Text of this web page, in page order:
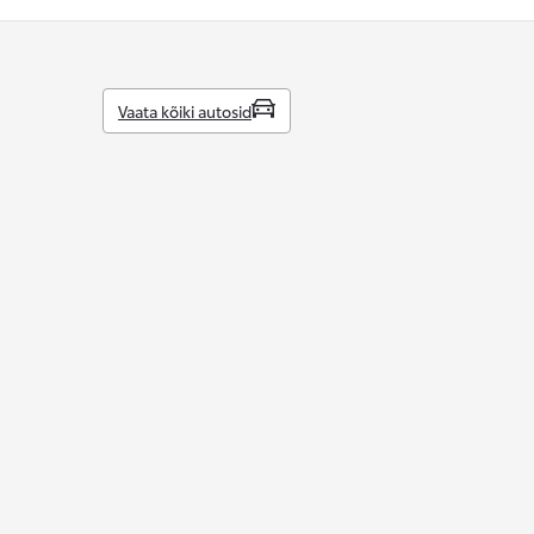
Vaata kõiki autosid